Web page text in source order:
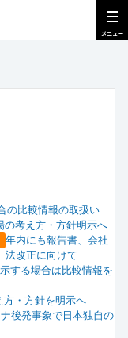
の比較情報の取扱い
考え方・方針明示へ
年内にも報告書、会社
法改正に向けて
する場合は比較情報を
・方針を明示へ
後発事象で日本独自の